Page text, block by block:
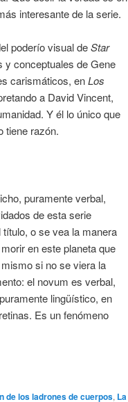
interesante de la serie.
poderío visual deStar
y conceptuales de Gene
carismáticos, enLos
a David Vincent,
Y él lo único que
tiene razón.
puramente verbal,
de esta serie
o se vea la manera
en este planeta que
si no se viera la
el novum es verbal,
lingüístico, en
Es un fenómeno
de los ladrones de cuerpos, La